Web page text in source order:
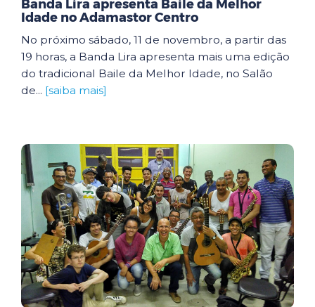
Banda Lira apresenta Baile da Melhor
Idade no Adamastor Centro
No próximo sábado, 11 de novembro, a partir das
19 horas, a Banda Lira apresenta mais uma edição
do tradicional Baile da Melhor Idade, no Salão
de... [saiba mais]